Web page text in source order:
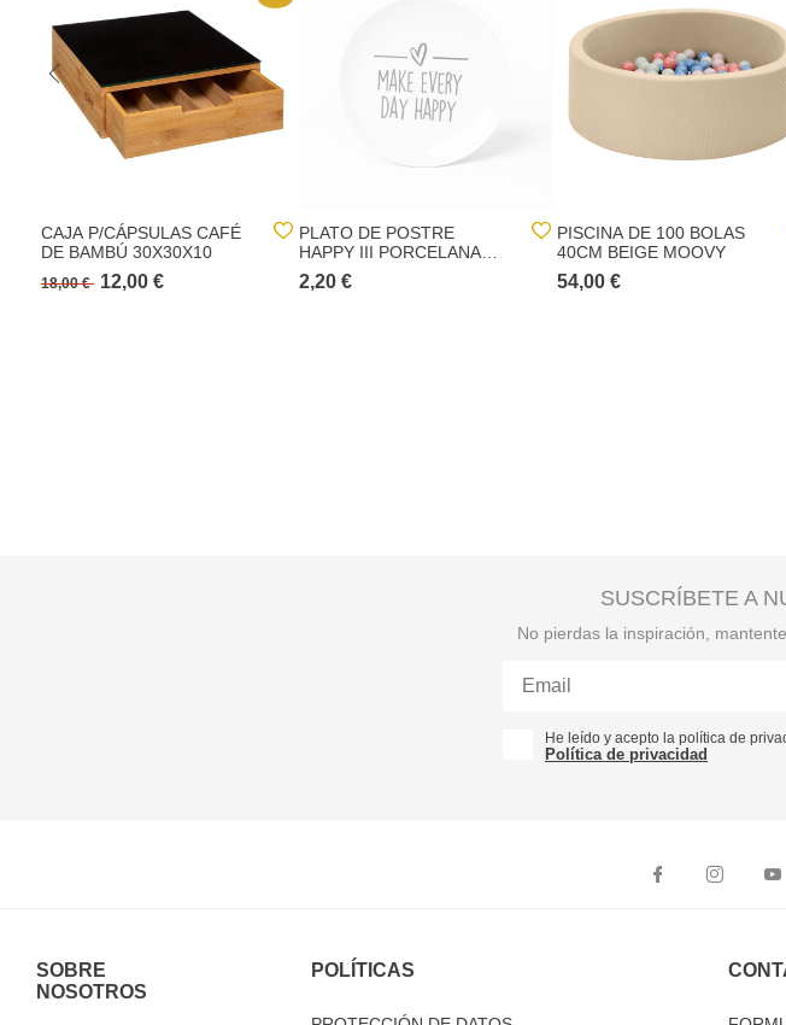
CAJA P/CÁPSULAS CAFÉ
DE BAMBÚ 30X30X10
18,00 € 12,00 €
PLATO DE POSTRE
HAPPY III PORCELANA
19CM
2,20 €
PISCINA DE 100 BOLAS
40CM BEIGE MOOVY
54,00 €
SUSCRÍBETE A
No pierdas la inspiración,
He leído y acepto la política de
Política de privacidad
SOBRE
NOSOTROS
POLÍTICAS